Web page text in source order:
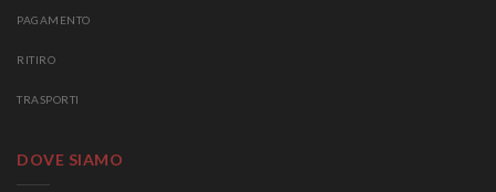
PAGAMENTO
RITIRO
TRASPORTI
DOVE SIAMO